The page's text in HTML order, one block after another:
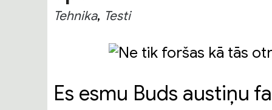
Tehnika, Testi
Es esmu Buds austiņu